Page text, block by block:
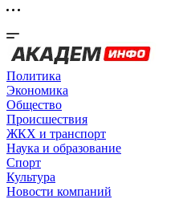
Политика
Экономика
Общество
Происшествия
ЖКХ и транспорт
Наука и образование
Спорт
Культура
Новости компаний